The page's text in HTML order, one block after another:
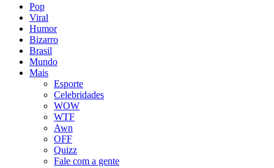
Pop
Viral
Humor
Bizarro
Brasil
Mundo
Mais
Esporte
Celebridades
WOW
WTF
Awn
OFF
Quizz
Fale com a gente